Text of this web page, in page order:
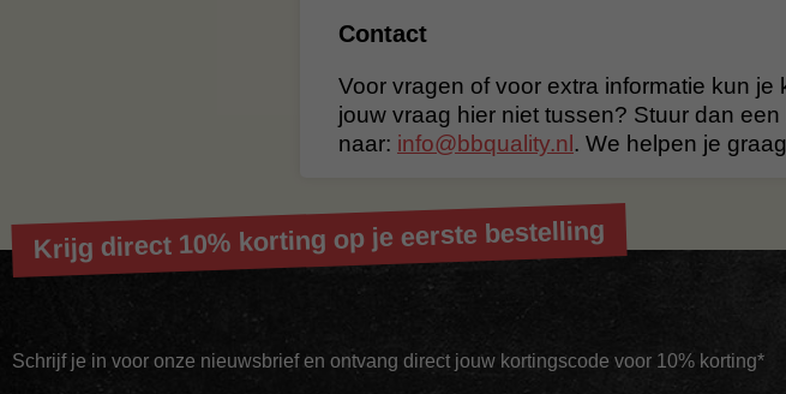
Contact
Voor vragen of voor extra informatie kun je
jouw vraag hier niet tussen? Stuur dan een
naar: info@bbquality.nl. We helpen je
Krijg direct 10% korting op je eerste bestelling
Schrijf je in voor onze nieuwsbrief en ontvang direct jouw kortingscode voor 10% korting*